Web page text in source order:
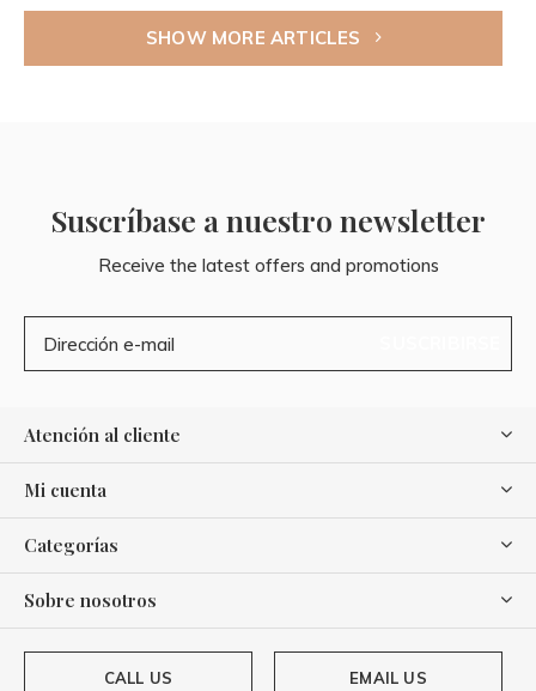
SHOW MORE ARTICLES
Suscríbase a nuestro newsletter
Receive the latest offers and promotions
Atención al cliente
Mi cuenta
Categorías
Sobre nosotros
CALL US EMAIL US